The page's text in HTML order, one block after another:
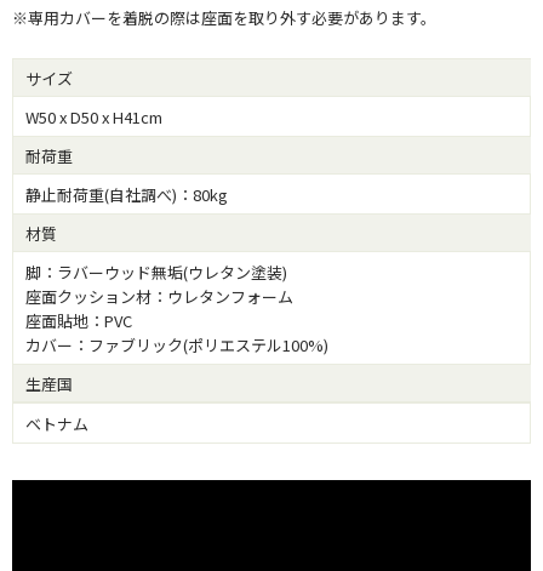
※専用カバーを着脱の際は座面を取り外す必要があります。
サイズ
W50 x D50 x H41cm
耐荷重
静止耐荷重(自社調べ)：80kg
材質
脚：ラバーウッド無垢(ウレタン塗装)
座面クッション材：ウレタンフォーム
座面貼地：PVC
カバー：ファブリック(ポリエステル100%)
生産国
ベトナム